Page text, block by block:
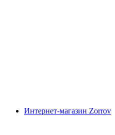
Интернет-магазин Zorrov